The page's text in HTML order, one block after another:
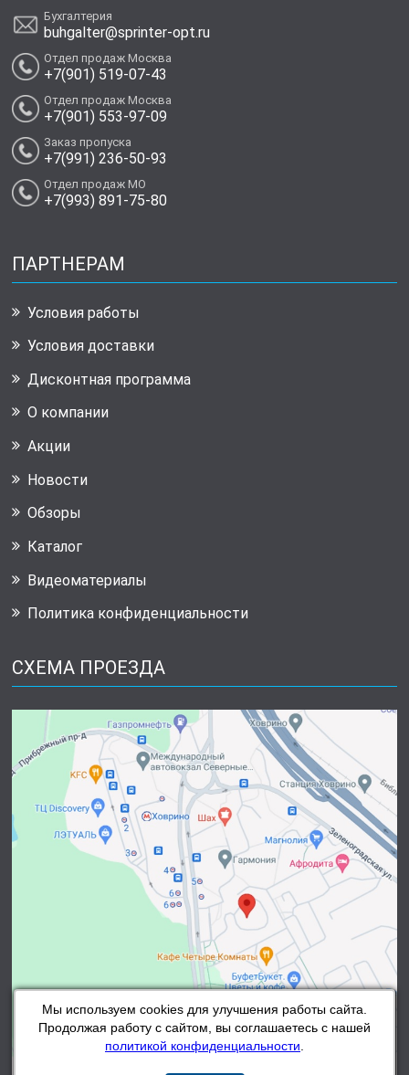
Мы используем cookies для улучшения работы сайта.
Продолжая работу с сайтом, вы соглашаетесь с нашей
политикой конфиденциальности
Бухгалтерия
buhgalter@sprinter-opt.ru
Отдел продаж Москва
+7(901) 519-07-43
Отдел продаж Москва
+7(901) 553-97-09
Заказ пропуска
+7(991) 236-50-93
Отдел продаж МО
+7(993) 891-75-80
ПАРТНЕРАМ
Условия работы
Условия доставки
Дисконтная программа
О компании
Акции
Новости
Обзоры
Каталог
Видеоматериалы
Политика конфиденциальности
СХЕМА ПРОЕЗДА